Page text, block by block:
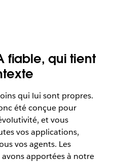
fiable, qui tient
qui lui sont propres.
été conçue pour
et vous
vos applications,
vos agents. Les
apportées à notre